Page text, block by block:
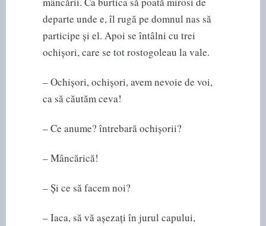
departe unde e, îl rugă pe domnul nas să
participe și el. Apoi se întâlni cu trei
ochișori, care se tot rostogoleau la vale.
– Ochișori, ochișori, avem nevoie de voi,
ca să căutăm ceva!
– Ce anume? întrebară ochișorii?
– Mâncărică!
– Și ce să facem noi?
– Iaca, să vă așezați în jurul capului,